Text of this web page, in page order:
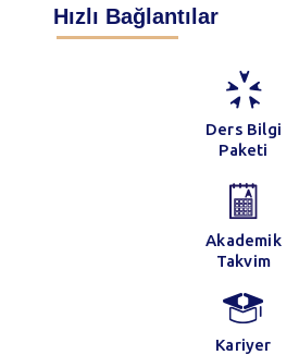
Hızlı Bağlantılar
Ders Bilgi
Paketi
Akademik
Takvim
Kariyer